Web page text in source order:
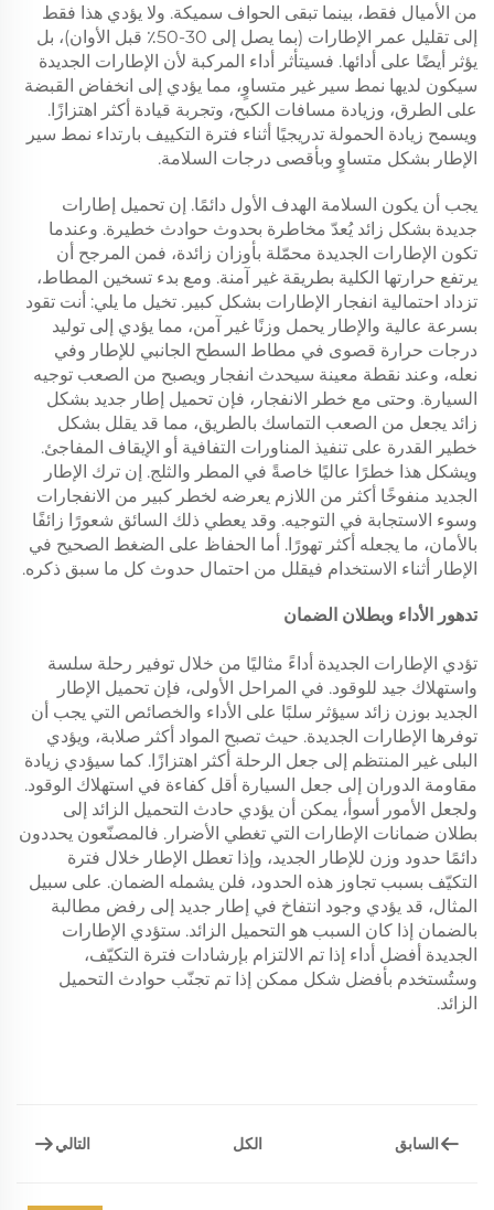
من الأميال فقط، بينما تبقى الحواف سميكة. ولا يؤدي هذا فقط
إلى تقليل عمر الإطارات (بما يصل إلى 30-50٪ قبل الأوان)، بل
يؤثر أيضًا على أدائها. فسيتأثر أداء المركبة لأن الإطارات الجديدة
سيكون لديها نمط سير غير متساوٍ، مما يؤدي إلى انخفاض القبضة
على الطرق، وزيادة مسافات الكبح، وتجربة قيادة أكثر اهتزازًا.
ويسمح زيادة الحمولة تدريجيًا أثناء فترة التكييف بارتداء نمط سير
الإطار بشكل متساوٍ وبأقصى درجات السلامة.
يجب أن يكون السلامة الهدف الأول دائمًا. إن تحميل إطارات
جديدة بشكل زائد يُعدّ مخاطرة بحدوث حوادث خطيرة. وعندما
تكون الإطارات الجديدة محمّلة بأوزان زائدة، فمن المرجح أن
يرتفع حرارتها الكلية بطريقة غير آمنة. ومع بدء تسخين المطاط،
تزداد احتمالية انفجار الإطارات بشكل كبير. تخيل ما يلي: أنت تقود
بسرعة عالية والإطار يحمل وزنًا غير آمن، مما يؤدي إلى توليد
درجات حرارة قصوى في مطاط السطح الجانبي للإطار وفي
نعله، وعند نقطة معينة سيحدث انفجار ويصبح من الصعب توجيه
السيارة. وحتى مع خطر الانفجار، فإن تحميل إطار جديد بشكل
زائد يجعل من الصعب التماسك بالطريق، مما قد يقلل بشكل
خطير القدرة على تنفيذ المناورات التفافية أو الإيقاف المفاجئ.
ويشكل هذا خطرًا عاليًا خاصةً في المطر والثلج. إن ترك الإطار
الجديد منفوخًا أكثر من اللازم يعرضه لخطر كبير من الانفجارات
وسوء الاستجابة في التوجيه. وقد يعطي ذلك السائق شعورًا زائفًا
بالأمان، ما يجعله أكثر تهورًا. أما الحفاظ على الضغط الصحيح في
الإطار أثناء الاستخدام فيقلل من احتمال حدوث كل ما سبق ذكره.
تدهور الأداء وبطلان الضمان
تؤدي الإطارات الجديدة أداءً مثاليًا من خلال توفير رحلة سلسة
واستهلاك جيد للوقود. في المراحل الأولى، فإن تحميل الإطار
الجديد بوزن زائد سيؤثر سلبًا على الأداء والخصائص التي يجب أن
توفرها الإطارات الجديدة. حيث تصبح المواد أكثر صلابة، ويؤدي
البلى غير المنتظم إلى جعل الرحلة أكثر اهتزازًا. كما سيؤدي زيادة
مقاومة الدوران إلى جعل السيارة أقل كفاءة في استهلاك الوقود.
ولجعل الأمور أسوأ، يمكن أن يؤدي حادث التحميل الزائد إلى
بطلان ضمانات الإطارات التي تغطي الأضرار. فالمصنّعون يحددون
دائمًا حدود وزن للإطار الجديد، وإذا تعطل الإطار خلال فترة
التكيّف بسبب تجاوز هذه الحدود، فلن يشمله الضمان. على سبيل
المثال، قد يؤدي وجود انتفاخ في إطار جديد إلى رفض مطالبة
بالضمان إذا كان السبب هو التحميل الزائد. ستؤدي الإطارات
الجديدة أفضل أداء إذا تم الالتزام بإرشادات فترة التكيّف،
وستُستخدم بأفضل شكل ممكن إذا تم تجنّب حوادث التحميل
الزائد.
السابق الكل التالي